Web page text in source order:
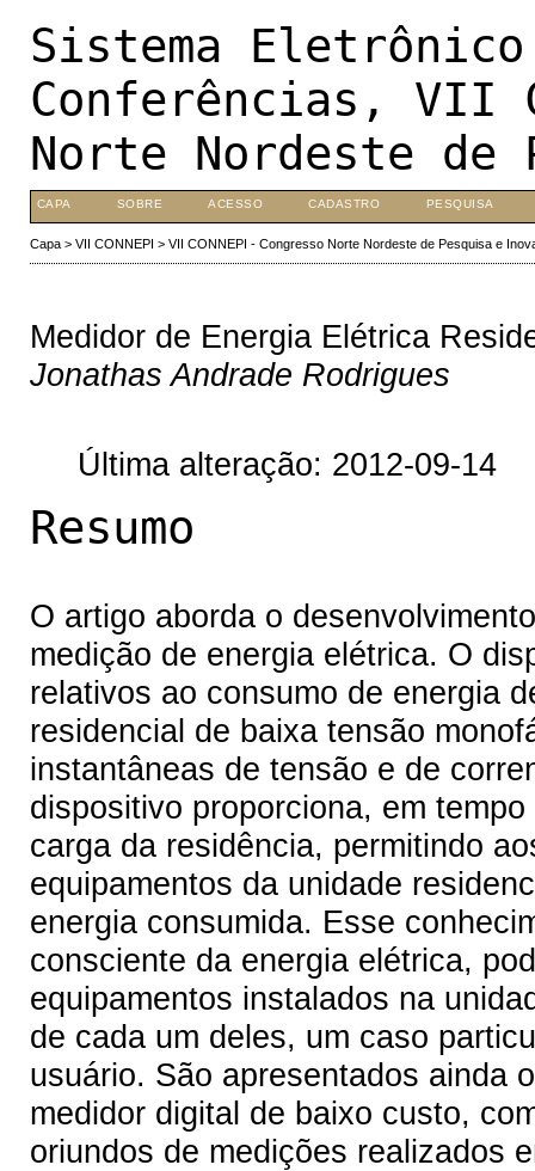
Sistema
Conferências, VII
Norte Nordeste de
CAPA SOBRE ACESSO CADASTRO PESQUISA
Capa> VII CONNEPI > VII CONNEPI - Congresso Norte Nordeste de Pesquisa e
Medidor de Energia Elétrica
Jonathas Andrade Rodrigues
Última alteração: 2012-09-14
Resumo
O artigo aborda o
medição de energia elétrica. O
relativos ao consumo de energia
residencial de baixa tensão
instantâneas de tensão e de
dispositivo proporciona, em
carga da residência, permitindo
equipamentos da unidade
energia consumida. Esse
consciente da energia elétrica,
equipamentos instalados na
de cada um deles, um caso
usuário. São apresentados ainda
medidor digital de baixo custo,
oriundos de medições realizados